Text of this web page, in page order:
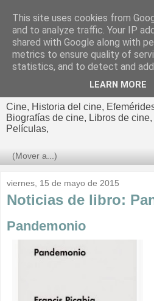
El cultural
Cine, Historia del cine,
Biografías de cine, Libros de
Películas,
viernes, 15 de mayo de 2015
Noticias de libro:
Pandemonio
This site uses cookies from
and to analyze traffic. Your IP
shared with Google along with
metrics to ensure quality of
statistics, and to detect and
LEARN MORE